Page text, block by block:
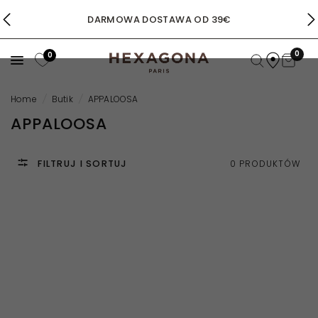
DARMOWA DOSTAWA OD 39€
0 0
Home Butik APPALOOSA
APPALOOSA
FILTRUJ I SORTUJ 0 PRODUKTÓW